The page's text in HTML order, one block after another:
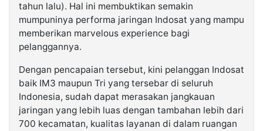
tahun lalu). Hal ini membuktikan semakin
mumpuninya performa jaringan Indosat yang mampu
memberikan marvelous experience bagi
pelanggannya.
Dengan pencapaian tersebut, kini pelanggan Indosat
baik IM3 maupun Tri yang tersebar di seluruh
Indonesia, sudah dapat merasakan jangkauan
jaringan yang lebih luas dengan tambahan lebih dari
700 kecamatan, kualitas layanan di dalam ruangan